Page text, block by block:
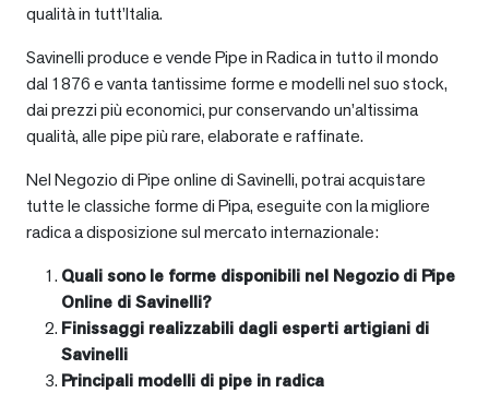
qualità in tutt’Italia.
Savinelli produce e vende Pipe in Radica in tutto il mondo
dal 1876 e vanta tantissime forme e modelli nel suo stock,
dai prezzi più economici, pur conservando un’altissima
qualità, alle pipe più rare, elaborate e raffinate.
Nel Negozio di Pipe online di Savinelli, potrai acquistare
tutte le classiche forme di Pipa, eseguite con la migliore
radica a disposizione sul mercato internazionale:
Quali sono le forme disponibili nel Negozio di Pipe
Online di Savinelli?
Finissaggi realizzabili dagli esperti artigiani di
Savinelli
Principali modelli di pipe in radica